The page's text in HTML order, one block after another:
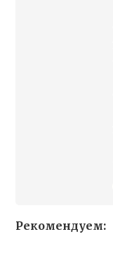
Рекомендуем: